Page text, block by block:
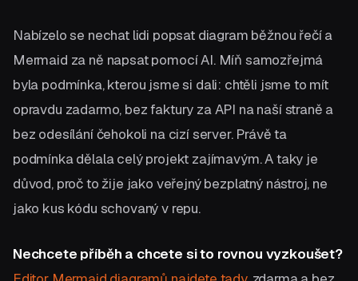
Nabízelo se nechat lidi popsat diagram běžnou řečí a
Mermaid za ně napsat pomocí AI. Míň samozřejmá
byla podmínka, kterou jsme si dali: chtěli jsme to mít
opravdu zadarmo, bez faktury za API na naší straně a
bez odesílání čehokoli na cizí server. Právě ta
podmínka dělala celý projekt zajímavým. A taky je
důvod, proč to žije jako veřejný bezplatný nástroj, ne
jako kus kódu schovaný v repu.
Nechcete příběh a chcete si to rovnou vyzkoušet?